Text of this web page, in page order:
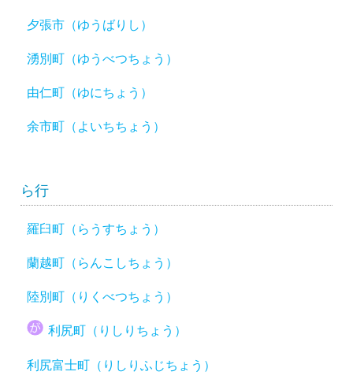
夕張市（ゆうばりし）
湧別町（ゆうべつちょう）
由仁町（ゆにちょう）
余市町（よいちちょう）
ら行
羅臼町（らうすちょう）
蘭越町（らんこしちょう）
陸別町（りくべつちょう）
利尻町（りしりちょう）
利尻富士町（りしりふじちょう）